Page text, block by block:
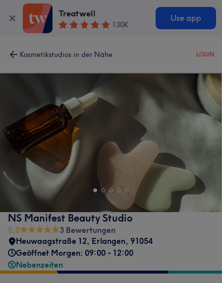
Treatwell
130K
Use app
Kosmetikstudios in der Nähe LOGIN
NS Manifest Beauty Studio
5,0
3 Bewertungen
Heuwaagstraße 12, Erlangen, 91054
Geöffnet Morgen: 09:00 - 12:00
Nebenzeiten